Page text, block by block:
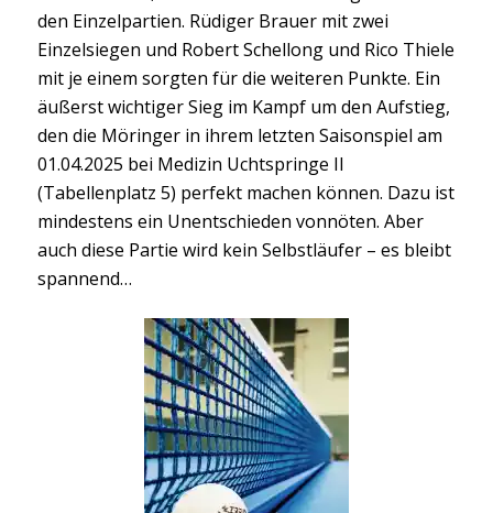
den Einzelpartien. Rüdiger Brauer mit zwei
Einzelsiegen und Robert Schellong und Rico Thiele
mit je einem sorgten für die weiteren Punkte. Ein
äußerst wichtiger Sieg im Kampf um den Aufstieg,
den die Möringer in ihrem letzten Saisonspiel am
01.04.2025 bei Medizin Uchtspringe II
(Tabellenplatz 5) perfekt machen können. Dazu ist
mindestens ein Unentschieden vonnöten. Aber
auch diese Partie wird kein Selbstläufer – es bleibt
spannend…